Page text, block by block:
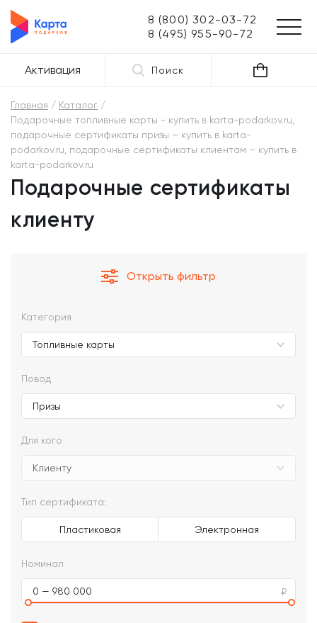
8 (800) 302-03-72
8 (495) 955-90-72
Активация Поиск
Главная
Каталог
Подарочные топливные карты - купить в karta-podarkov.ru,
подарочные сертификаты призы – купить в karta-
podarkov.ru, подарочные сертификаты клиентам – купить в
karta-podarkov.ru
Подарочные сертификаты
клиенту
Открыть фильтр
Категория
Повод
Для кого
Тип сертификата:
Пластиковая Электронная
Номинал
0 — 980 000